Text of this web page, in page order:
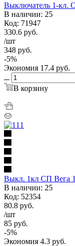
Выключатель 1-кл.
В наличии: 25
Код: 71947
330.6 руб.
/шт
348 руб.
-5%
Экономия 17.4 руб.
В корзину
Выкл. 1кл СП Вега
В наличии: 25
Код: 52354
80.8 руб.
/шт
85 руб.
-5%
Экономия 4.3 руб.